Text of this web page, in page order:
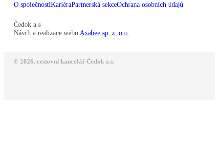
O společnostiKariéraPartnerská sekceOchrana osobních údajů
Čedok a.s
Návrh a realizace webu Axabee sp. z. o.o.
© 2026, cestovní kancelář Čedok a.s.